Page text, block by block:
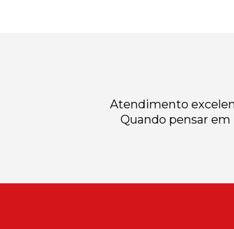
Atendimento
Quando pensar em